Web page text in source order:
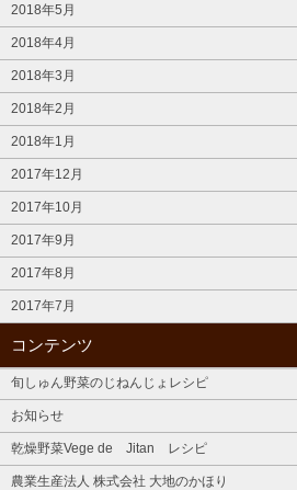
2018年5月
2018年4月
2018年3月
2018年2月
2018年1月
2017年12月
2017年10月
2017年9月
2017年8月
2017年7月
コンテンツ
旬しゅん野菜のじねんじょレシピ
お知らせ
乾燥野菜Vege de Jitan レシピ
農業生産法人 株式会社 大地のかほり